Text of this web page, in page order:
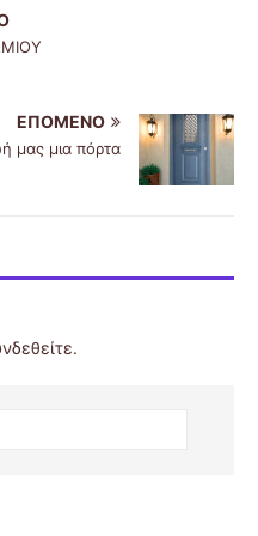
ΕΠΌΜΕΝΟ
μας μια πόρτα
.